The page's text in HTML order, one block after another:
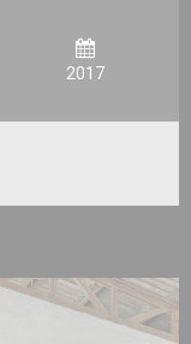
2017